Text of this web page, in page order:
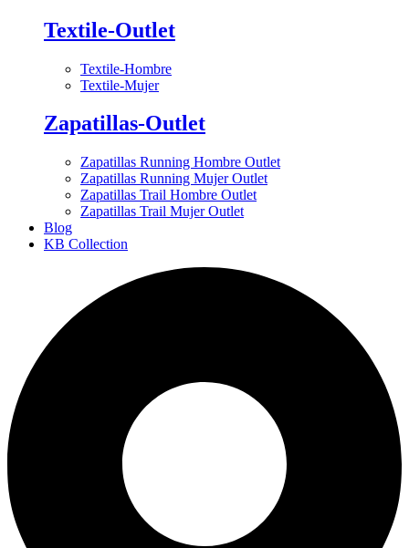
Textile-Outlet
Textile-Hombre
Textile-Mujer
Zapatillas-Outlet
Zapatillas Running Hombre Outlet
Zapatillas Running Mujer Outlet
Zapatillas Trail Hombre Outlet
Zapatillas Trail Mujer Outlet
Blog
KB Collection